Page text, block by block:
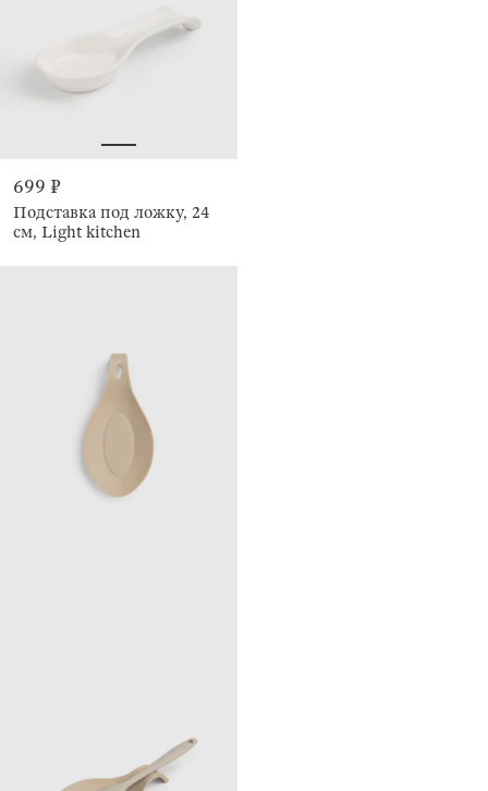
699 ₽
Подставка под ложку, 24
см, Light kitchen